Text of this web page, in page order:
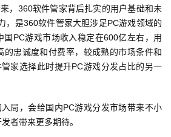
，360软件管家背后扎实的用户基础和未
，是360软件管家大胆涉足PC游戏领域的
国PC游戏市场收入稳定在600亿左右，用
的忠诚度和付费率，较成熟的市场条件和
家选择此时提升PC游戏分发占比的另一
，会给国内PC游戏分发市场带来不小
者带来更多期待。